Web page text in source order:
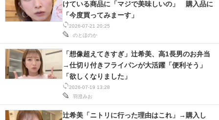
製造業のIT導入・活用を支援
モノづくり技術者専門サイト
電子設計の基本と応用
エネルギーの専門メディア
建設×テクノロジーの最前線
2026-07-21 20:25
のとほのか
けている商品に「マジで美味しいの」 購入品に
「今度買ってみまーす」
2026-07-19 13:28
羽澄みお
「想像超えてきすぎ」辻希美、高1長男のお弁当
→仕切り付きフライパンが大活躍「便利そう」
「欲しくなりました」
辻希美「ニトリに行った理由はこれ」→購入し